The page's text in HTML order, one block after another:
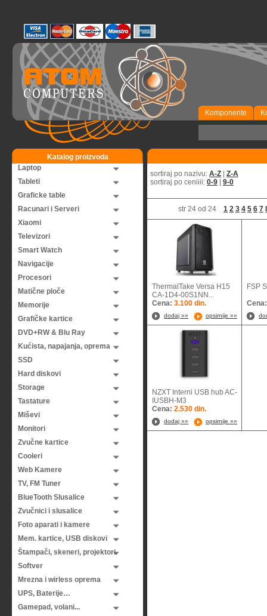
Komponente
Katalog proizvoda
Laptop
Tableti
Graficke table
Racunari i Serveri
Xiaomi
Televizori
Smart Watch
Navigacije
Procesori
Matične ploče
Memorije
Grafičke kartice
DVD+RW & Blu Ray
Kućista, napajanja, oprema
SSD
Hard diskovi
Storage
Tastature
Miševi
Monitori
Zvučne kartice
Cooleri
Web Kamere
TV, FM Tuner
BlueTooth Slusalice
Zvučnici i slusalice
Foto aparati i kamere
Mem. kartice, USB diskovi
Štampači, skeneri, projektori
Softver
Mrezna i wirless oprema
UPS, Baterije…
Gamepad, volani...
sortiraj po nazivu: A-Z
Z-A
sortiraj po ceniiii: 0-9 9-0
str 24 od 24 1 2 3 4 5 6 7
ThermalTake Versa H15
CA-1D4-00S1NN...
Cena: 3.100 din.
dodaj »» opsirnije »»
FSP
NZXT Interni USB hub AC-
IUSBH-M3
Cena: 2.530 din.
dodaj »» opsirnije »»